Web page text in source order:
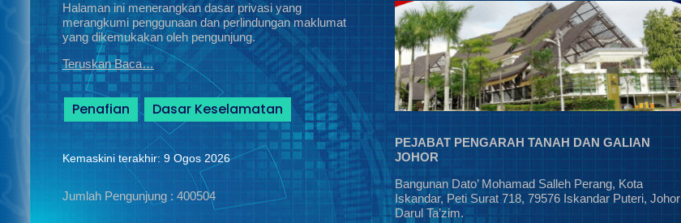
Halaman ini menerangkan dasar privasi yang
merangkumi penggunaan dan perlindungan maklumat
yang dikemukakan oleh pengunjung.
Teruskan Baca…
Penafian Dasar Keselamatan
Kemaskini terakhir: 9 Ogos 2026
Jumlah Pengunjung :400504
PEJABAT PENGARAH TANAH DAN GALIAN
JOHOR
Bangunan Dato’ Mohamad Salleh Perang, Kota
Iskandar, Peti Surat 718, 79576 Iskandar Puteri, Johor
Darul Ta’zim.